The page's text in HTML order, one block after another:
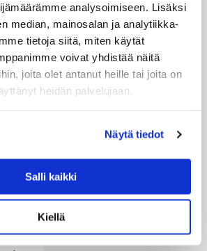
analysoimiseen. Lisäksi
median, mainosalan ja analytiikka-
tietoja siitä, miten käytät
voivat yhdistää näitä
joita olet antanut heille tai joita on
heidän palvelujaan.
Näytä tiedot
Salli kaikki
Kiellä
–